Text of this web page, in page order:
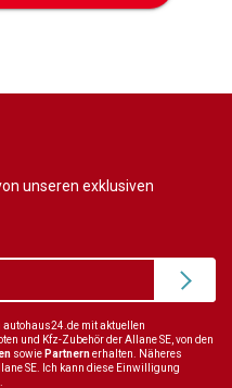
unseren exklusiven
autohaus24.de mit aktuellen
und Kfz-Zubehör der Allane SE, von den
sowie Partnernerhalten. Näheres
SE. Ich kann diese Einwilligung